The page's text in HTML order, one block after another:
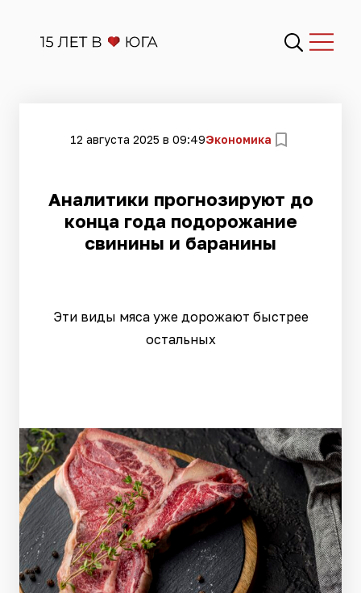
12 августа 2025 в 09:49Экономика
Аналитики прогнозируют до
конца года подорожание
свинины и баранины
Эти виды мяса уже дорожают быстрее
остальных